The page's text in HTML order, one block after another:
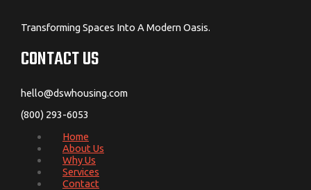
Transforming Spaces Into A Modern Oasis.
CONTACT US
hello@dswhousing.com
(800) 293-6053
Home
About Us
Why Us
Services
Contact